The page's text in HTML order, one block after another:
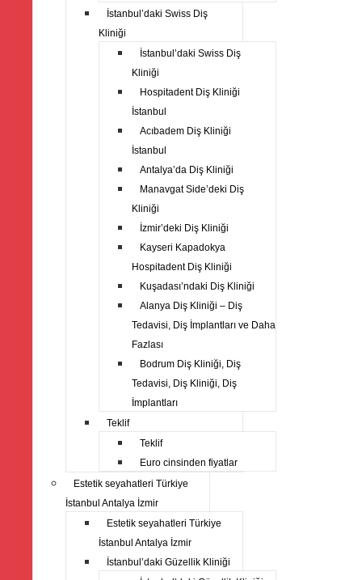
İstanbul’daki Swiss Diş
Kliniği
İstanbul’daki Swiss Diş
Kliniği
Hospitadent Diş Kliniği
İstanbul
Acıbadem Diş Kliniği
İstanbul
Antalya’da Diş Kliniği
Manavgat Side’deki Diş
Kliniği
İzmir’deki Diş Kliniği
Kayseri Kapadokya
Hospitadent Diş Kliniği
Kuşadası’ndaki Diş Kliniği
Alanya Diş Kliniği – Diş
Tedavisi, Diş İmplantları ve Daha
Fazlası
Bodrum Diş Kliniği, Diş
Tedavisi, Diş Kliniği, Diş
İmplantları
Teklif
Teklif
Euro cinsinden fiyatlar
Estetik seyahatleri Türkiye
İstanbul Antalya İzmir
Estetik seyahatleri Türkiye
İstanbul Antalya İzmir
İstanbul’daki Güzellik Kliniği